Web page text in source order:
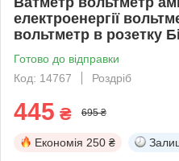
електроенергії
вольтметр в розетку
Готово до відправки
Код: 14767
Роздріб
445 ₴ 695 ₴
Економія 250 ₴